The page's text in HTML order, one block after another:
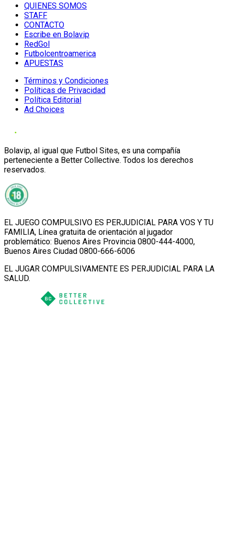
QUIENES SOMOS
STAFF
CONTACTO
Escribe en Bolavip
RedGol
Futbolcentroamerica
APUESTAS
Términos y Condiciones
Políticas de Privacidad
Política Editorial
Ad Choices
Bolavip, al igual que Futbol Sites, es una compañía
perteneciente a Better Collective. Todos los derechos
reservados.
EL JUEGO COMPULSIVO ES PERJUDICIAL PARA VOS Y TU
FAMILIA, Línea gratuita de orientación al jugador
problemático: Buenos Aires Provincia 0800-444-4000,
Buenos Aires Ciudad 0800-666-6006
EL JUGAR COMPULSIVAMENTE ES PERJUDICIAL PARA LA
SALUD.